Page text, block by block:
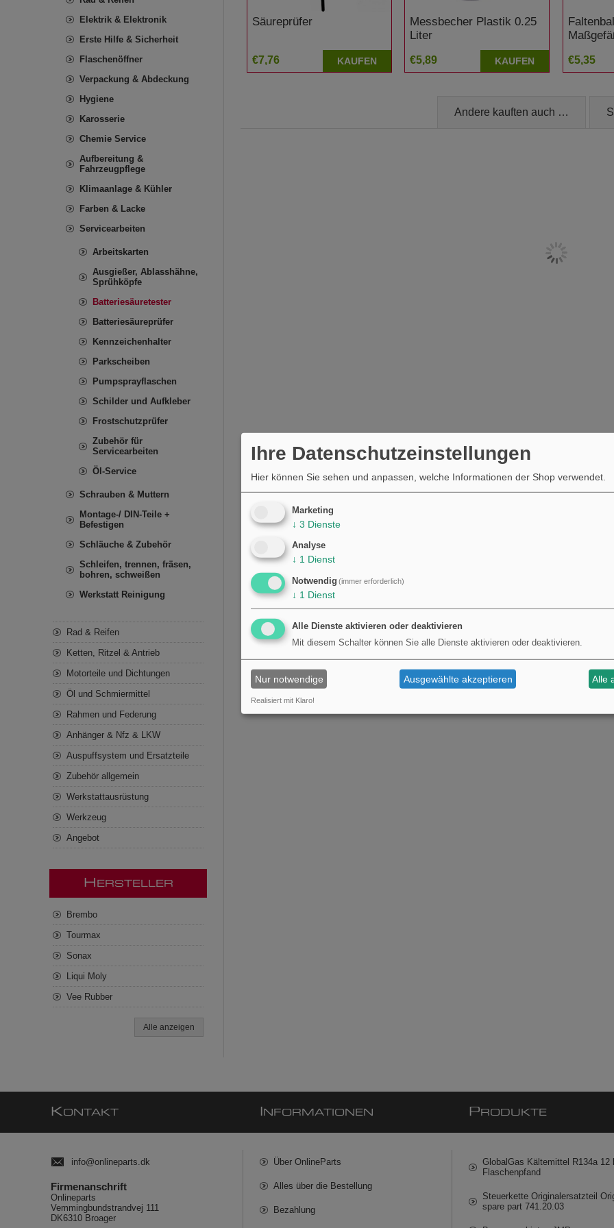
Säureprüfer
€7,76 KAUFEN
Messbecher Plastik 0.25
Liter
€5,89 KAUFEN €5,35
Andere kauften auch …
Elektrik & Elektronik
Erste Hilfe & Sicherheit
Flaschenöffner
Verpackung & Abdeckung
Hygiene
Karosserie
Chemie Service
Aufbereitung &
Fahrzeugpflege
Klimaanlage & Kühler
Farben & Lacke
Servicearbeiten
Arbeitskarten
Ausgießer, Ablasshähne,
Sprühköpfe
Batteriesäuretester
Batteriesäureprüfer
Kennzeichenhalter
Parkscheiben
Pumpsprayflaschen
Schilder und Aufkleber
Frostschutzprüfer
Zubehör für
Servicearbeiten
Öl-Service
Schrauben & Muttern
Montage-/ DIN-Teile +
Befestigen
Schläuche & Zubehör
Schleifen, trennen, fräsen,
bohren, schweißen
Werkstatt Reinigung
Rad & Reifen
Ketten, Ritzel & Antrieb
Motorteile und Dichtungen
Öl und Schmiermittel
Rahmen und Federung
Anhänger & Nfz & LKW
Auspuffsystem und Ersatzteile
Zubehör allgemein
Werkstattausrüstung
Werkzeug
Angebot
H ERSTELLER
Brembo
Tourmax
Sonax
Liqui Moly
Vee Rubber
Alle anzeigen
KONTAKT
info@onlineparts.dk
Firmenanschrift
Onlineparts
Vemmingbundstrandvej 111
DK6310 Broager
NFORMATIONEN
Über OnlineParts
Alles über die Bestellung
Bezahlung
P RODUKTE
GlobalGas Kältemittel R134a 12
Flaschenpfand
Steuerkette Originalersatzteil
spare part 741.20.03
Ihre Datenschutzeinstellungen
Hier können Sie sehen und anpassen, welche Informationen der Shop verwendet.
Marketing
↓ 3 Dienste
Analyse
↓ 1 Dienst
Notwendig (immer erforderlich)
↓ 1 Dienst
Alle Dienste aktivieren oder deaktivieren
Mit diesem Schalter können Sie alle Dienste aktivieren oder deaktivieren.
Nur notwendige Ausgewählte akzeptieren Alle
Realisiert mit Klaro!